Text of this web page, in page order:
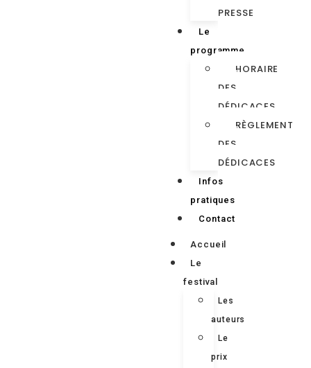
PRESSE
Le
programme
HORAIRE
DES
DÉDICACES
RÈGLEMENT
DES
DÉDICACES
Infos
pratiques
Contact
Accueil
Le
festival
Les
auteurs
Le
prix